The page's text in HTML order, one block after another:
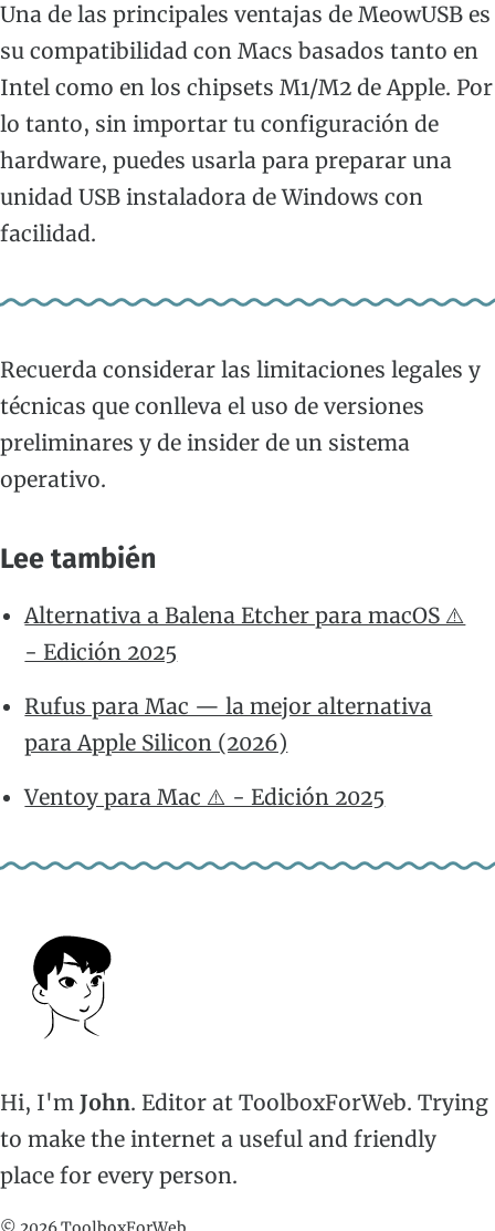
Una de las principales ventajas de MeowUSB es
su compatibilidad con Macs basados tanto en
Intel como en los chipsets M1/M2 de Apple. Por
lo tanto, sin importar tu configuración de
hardware, puedes usarla para preparar una
unidad USB instaladora de Windows con
facilidad.
Recuerda considerar las limitaciones legales y
técnicas que conlleva el uso de versiones
preliminares y de insider de un sistema
operativo.
Lee también
Alternativa a Balena Etcher para macOS ⚠️
- Edición 2025
Rufus para Mac — la mejor alternativa
para Apple Silicon (2026)
Ventoy para Mac ⚠️ - Edición 2025
Hi, I'm John. Editor at ToolboxForWeb. Trying
to make the internet a useful and friendly
place for every person.